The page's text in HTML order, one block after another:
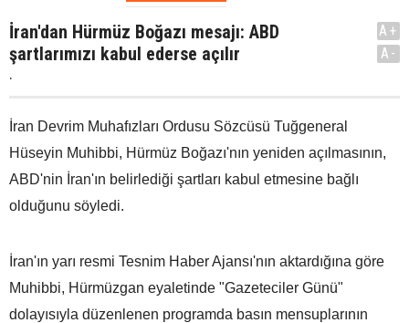
İran'dan Hürmüz Boğazı mesajı: ABD
şartlarımızı kabul ederse açılır
.
A+
A-
İran Devrim Muhafızları Ordusu Sözcüsü Tuğgeneral
Hüseyin Muhibbi, Hürmüz Boğazı'nın yeniden açılmasının,
ABD'nin İran'ın belirlediği şartları kabul etmesine bağlı
olduğunu söyledi.
İran'ın yarı resmi Tesnim Haber Ajansı'nın aktardığına göre
Muhibbi, Hürmüzgan eyaletinde "Gazeteciler Günü"
dolayısıyla düzenlenen programda basın mensuplarının